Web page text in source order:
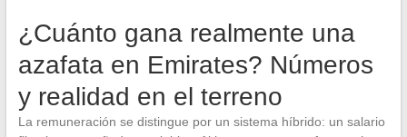
¿Cuánto gana realmente una
azafata en Emirates? Números
y realidad en el terreno
La remuneración se distingue por un sistema híbrido: un salario